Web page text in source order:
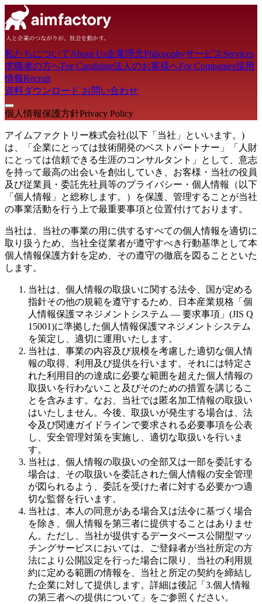
私たちについてAbout Us企業理念PhilosophyサービスServices
求職者の方へFor Candidate法人のお客様へFor Companies採用
情報Recruit
資料ダウンロード お問い合わせ
個人情報保護方針Privacy Policy
アイムファクトリー株式会社(以下「当社」といいます。)
は、「企業にとっては技術開発のベストパートナー」「人財
にとっては信頼できる生涯のコンサルタント」として、意志
を持って最高の出会いを創出していき、お客様・当社の役員
及び従業員・委託先社員等のプライバシー・個人情報（以下
「個人情報」と総称します。）を保護、管理することが当社
の事業活動を行う上で最重要事項と位置付けております。
当社は、当社の事業の用に供するすべての個人情報を適切に
取り扱うため、当社全従業者が遵守すべき行動基準として本
個人情報保護方針を定め、その遵守の徹底を図ることといた
します。
当社は、個人情報の取扱いに関する法令、国が定める
指針その他の規範を遵守するため、日本産業規格「個
人情報保護マネジメントシステム — 要求事項」(JIS Q
15001)に準拠した個人情報保護マネジメントシステム
を策定し、適切に運用いたします。
当社は、事業の内容及び規模を考慮した適切な個人情
報の取得、利用及び提供を行います。それには特定さ
れた利用目的の達成に必要な範囲を超えた個人情報の
取扱いを行わないこと及びそのための措置を講じるこ
とを含みます。なお、当社では匿名加工情報の取扱い
はいたしません。今後、取扱いが発生する場合は、法
令及び関連ガイドラインで要求される必要事項を公表
し、安全管理対策を実施し、適切な取扱いを行いま
す。
当社は、個人情報の取扱いの全部又は一部を委託する
場合は、その取扱いを委託された個人情報の安全管理
が図られるよう、委託を受けた者に対する必要かつ適
切な監督を行います。
当社は、本人の同意がある場合又は法令に基づく場合
を除き、個人情報を第三者に提供することはありませ
ん。ただし、当社が提供するデータベース公開型マッ
チングサービスにおいては、ご登録者が当社所定の方
法により公開設定を行った場合に限り、当社の利用規
約に定める範囲の情報を、当社と所定の契約を締結し
た企業に対して提供します。詳細は後記「3.個人情報
の第三者への提供について」をご参照ください。